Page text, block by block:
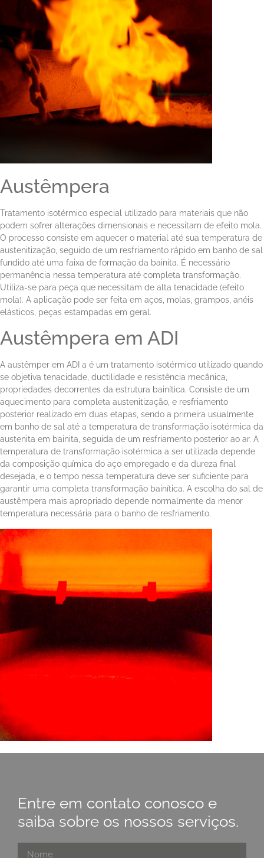
Austêmpera
Tratamento isotérmico especial utilizado para materiais que não
podem sofrer alterações dimensionais e necessitam de efeito mola.
O processo consiste em aquecer o material até sua temperatura de
austenitização, seguido de um resfriamento rápido em banho de sal
fundido até uma faixa de formação da bainita. É necessário
permanência nessa temperatura até completa transformação.
Utiliza-se para peça que necessitam de alta tenacidade (efeito
mola). A aplicação pode ser feita em aços, molas, grampos, anéis
elásticos, peças estampadas em geral.
Austêmpera em ADI​
A austêmper em ADI a é um tratamento isotérmico utilizado quando
se objetiva tenacidade, ductilidade e resistência mecânica,
propriedades decorrentes da estrutura bainítica. Consiste de um
aquecimento para completa austenitização, e resfriamento
posterior realizado em duas etapas, sendo a primeira usualmente
em banho de sal até a temperatura de transformação isotérmica da
austenita em bainita, seguida de um resfriamento posterior ao ar. A
temperatura de transformação isotérmica a ser utilizada depende
da composição química do aço empregado e da dureza final
desejada, e o tempo nessa temperatura deve ser suficiente para
garantir uma completa transformação bainítica. A escolha do sal de
austêmpera mais apropriado depende normalmente da menor
temperatura necessária para o banho de resfriamento.
Entre em contato conosco e
saiba sobre os nossos serviços.